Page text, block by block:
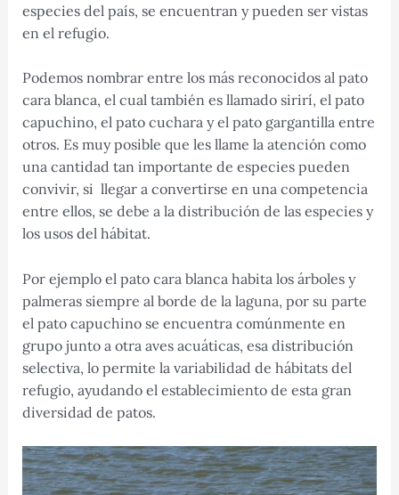
especies del país, se encuentran y pueden ser vistas
en el refugio.
Podemos nombrar entre los más reconocidos al pato
cara blanca, el cual también es llamado sirirí, el pato
capuchino, el pato cuchara y el pato gargantilla entre
otros. Es muy posible que les llame la atención como
una cantidad tan importante de especies pueden
convivir, si llegar a convertirse en una competencia
entre ellos, se debe a la distribución de las especies y
los usos del hábitat.
Por ejemplo el pato cara blanca habita los árboles y
palmeras siempre al borde de la laguna, por su parte
el pato capuchino se encuentra comúnmente en
grupo junto a otra aves acuáticas, esa distribución
selectiva, lo permite la variabilidad de hábitats del
refugio, ayudando el establecimiento de esta gran
diversidad de patos.